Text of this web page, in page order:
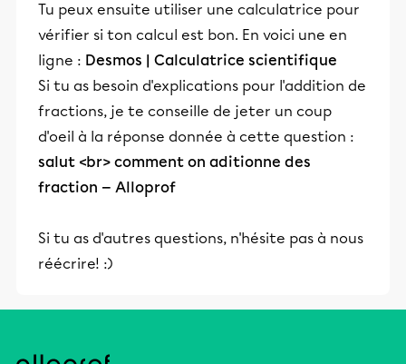
Tu peux ensuite utiliser une calculatrice pour
vérifier si ton calcul est bon. En voici une en
ligne : Desmos | Calculatrice scientifique
Si tu as besoin d'explications pour l'addition de
fractions, je te conseille de jeter un coup
d'oeil à la réponse donnée à cette question :
salut <br> comment on aditionne des
fraction — Alloprof
Si tu as d'autres questions, n'hésite pas à nous
réécrire! :)